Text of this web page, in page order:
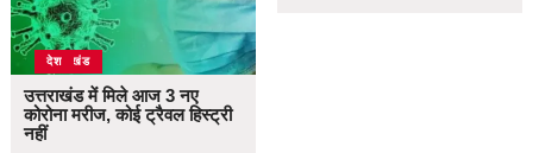
उत्तराखंड
देश
उत्तराखंड में मिले आज 3 नए
कोरोना मरीज, कोई ट्रैवल हिस्ट्री
नहीं